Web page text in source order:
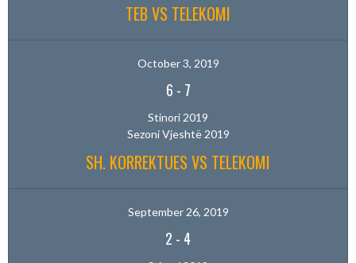
TEB VS TELEKOMI
October 3, 2019
6 - 7
Stinori 2019
Sezoni Vjeshtë 2019
SH. KORREKTUES VS TELEKOMI
September 26, 2019
2 - 4